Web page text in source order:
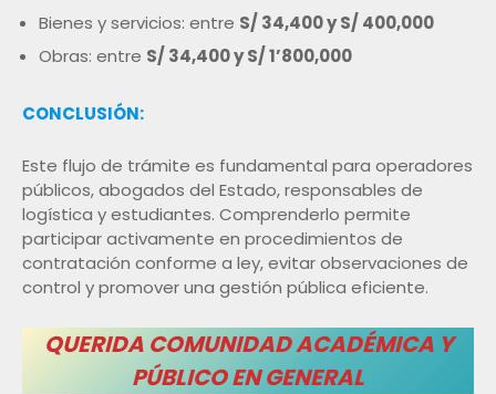
Bienes y servicios: entre S/ 34,400 y S/ 400,000
Obras: entre S/ 34,400 y S/ 1’800,000
CONCLUSIÓN:
Este flujo de trámite es fundamental para operadores
públicos, abogados del Estado, responsables de
logística y estudiantes. Comprenderlo permite
participar activamente en procedimientos de
contratación conforme a ley, evitar observaciones de
control y promover una gestión pública eficiente.
QUERIDA COMUNIDAD ACADÉMICA Y
PÚBLICO EN GENERAL